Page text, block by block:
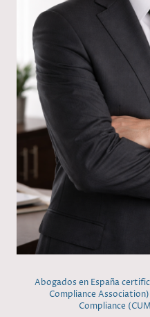
Abogados en España
Compliance
Compliance